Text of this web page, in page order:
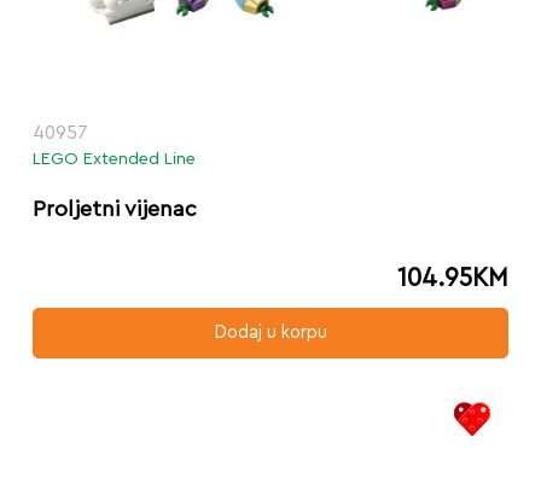
40957
LEGO Extended Line
Proljetni vijenac
104.95KM
Dodaj u korpu